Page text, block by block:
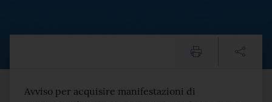
Policoro (MT) – Parco
Testo del comunicato
Avviso per acquisire manifestazioni di